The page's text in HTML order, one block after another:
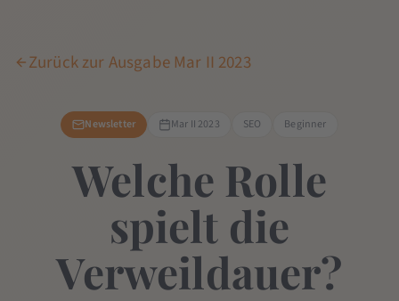
Zurück zur Ausgabe Mar II 2023
Newsletter Mar II 2023 SEO Beginner
Welche Rolle
spielt die
Verweildauer?